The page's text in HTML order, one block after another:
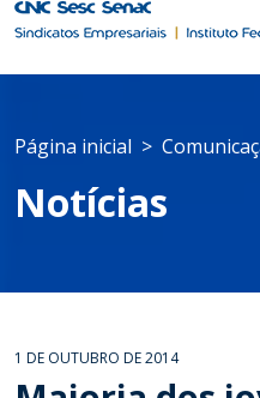
Página inicial
Notícias
1 DE OUTUBRO DE 2014